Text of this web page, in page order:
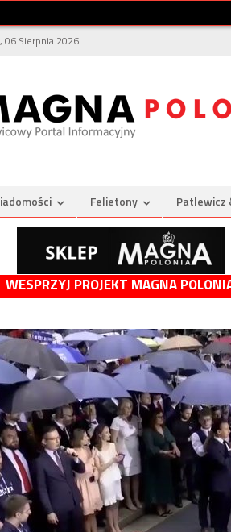
06 Sierpnia 2026
Felietony Patlewicz
WESPRZYJ PROJEKT MAGNA